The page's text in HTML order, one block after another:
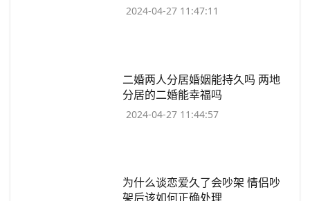
2024-04-27 11:47:11
​二婚两人分居婚姻能持久吗 两地
分居的二婚能幸福吗
2024-04-27 11:44:57
​为什么谈恋爱久了会吵架 情侣吵
架后该如何正确处理